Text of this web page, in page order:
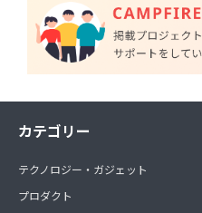
カテゴリー
テクノロジー・ガジェット
プロダクト